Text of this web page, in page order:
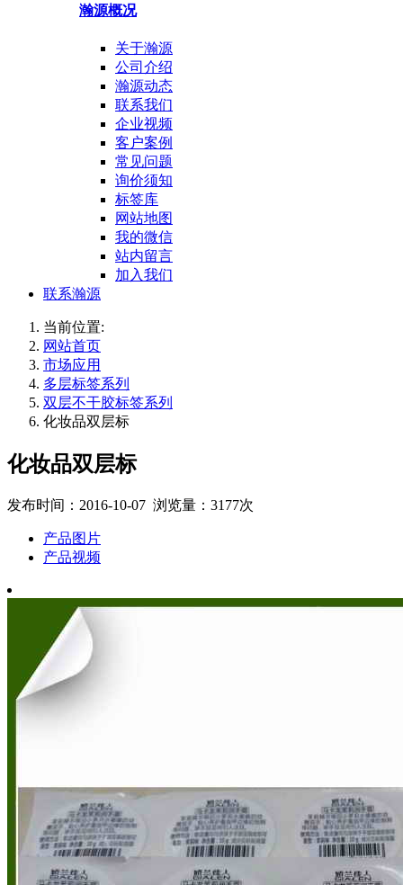
瀚源概况
关于瀚源
公司介绍
瀚源动态
联系我们
企业视频
客户案例
常见问题
询价须知
标签库
网站地图
我的微信
站内留言
加入我们
联系瀚源
当前位置:
网站首页
市场应用
多层标签系列
双层不干胶标签系列
化妆品双层标
化妆品双层标
发布时间：2016-10-07 浏览量：3177次
产品图片
产品视频